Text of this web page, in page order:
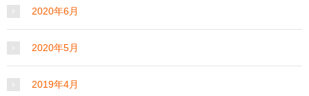
2020年6月
2020年5月
2019年4月